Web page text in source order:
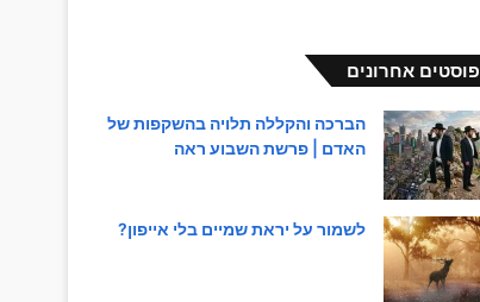
פוסטים אחרונים
הברכה והקללה תלויה בהשקפות של
האדם | פרשת השבוע ראה
לשמור על יראת שמיים בלי אייפון?